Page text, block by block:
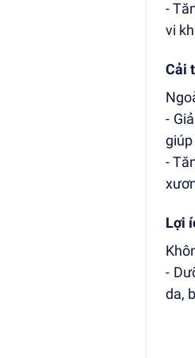
-
vi
Cải
-
-
Lợi
-
da,